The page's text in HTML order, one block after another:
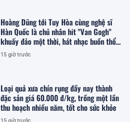
Hoàng Dũng tới Tuy Hòa cùng nghệ sĩ
Hàn Quốc là chủ nhân hit "Van Gogh"
khuấy đảo một thời, hát nhạc buồn thổn
thức
15 giờ trước
Loại quả xưa chín rụng đầy nay thành
đặc sản giá 60.000 đ/kg, trồng một lần
thu hoạch nhiều năm, tốt cho sức khỏe